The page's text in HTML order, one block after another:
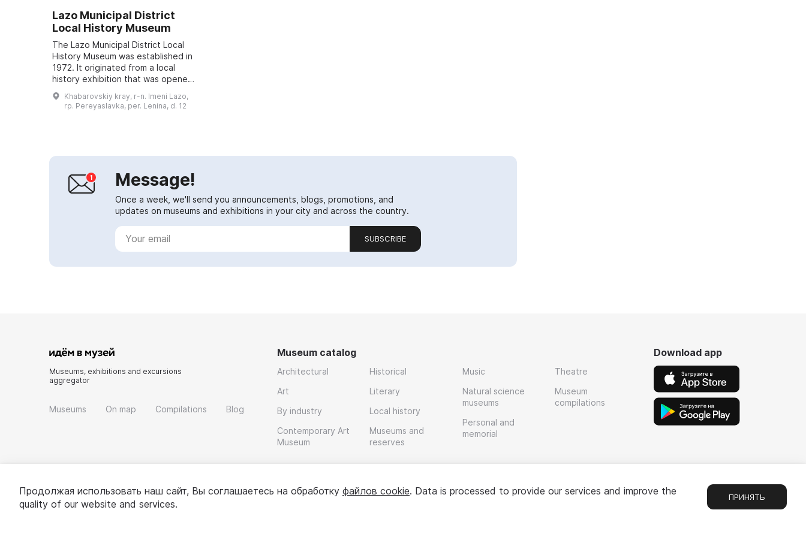
Lazo Municipal District
Local History Museum
The Lazo Municipal District Local
History Museum was established in
1972. It originated from a local
history exhibition that was opened
in Pereyaslavka in the 1930s. In
2007 the museum was granted
the...
Khabarovskiy kray, r-n. Imeni Lazo,
rp. Pereyaslavka, per. Lenina, d. 12
Message!
Once a week, we'll send you announcements, blogs, promotions, and
updates on museums and exhibitions in your city and across the country.
SUBSCRIBE
Museums, exhibitions and excursions
aggregator
Museums On map Compilations Blog
Museum catalog
Architectural
Art
By industry
Contemporary Art
Museum
Historical
Literary
Local history
Museums and
reserves
Music
Natural science
museums
Personal and
memorial
Theatre
Museum
compilations
Download app
Продолжая использовать наш сайт, Вы соглашаетесь на обработку файлов cookie. Data is processed to provide our services and improve the
quality of our website and services.
ПРИНЯТЬ